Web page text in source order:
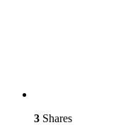
3 Shares